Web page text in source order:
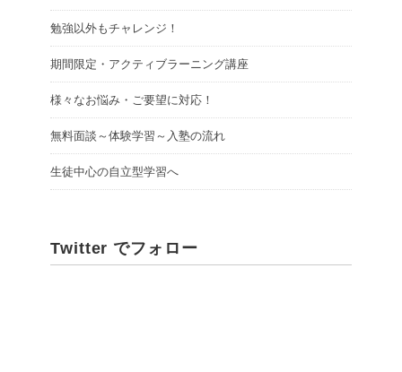
勉強以外もチャレンジ！
期間限定・アクティブラーニング講座
様々なお悩み・ご要望に対応！
無料面談～体験学習～入塾の流れ
生徒中心の自立型学習へ
Twitter でフォロー